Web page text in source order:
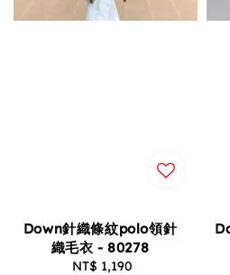
Down針織條紋polo領針
織毛衣 - 80278
Regular
NT$ 1,190